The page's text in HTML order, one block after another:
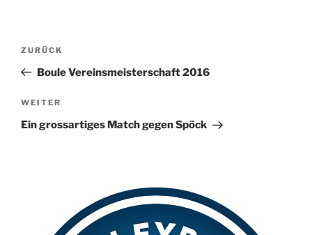
e
r
a
t
Beitragsnavigation
Vorheriger
Beitrag
ZURÜCK
Boule Vereinsmeisterschaft 2016
Nächster
Beitrag
WEITER
Ein grossartiges Match gegen Spöck